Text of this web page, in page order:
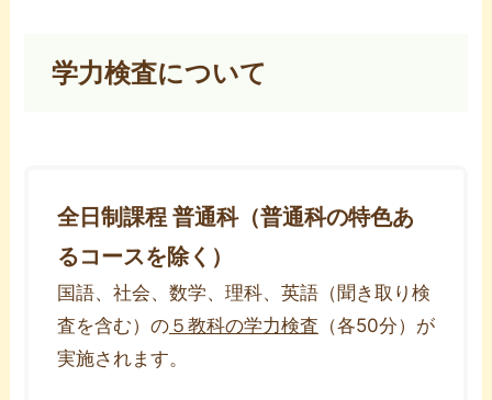
学力検査について
全日制課程 普通科（普通科の特色あ
るコースを除く）
国語、社会、数学、理科、英語（聞き取り検
査を含む）の５教科の学力検査 （各50分）が
実施されます。